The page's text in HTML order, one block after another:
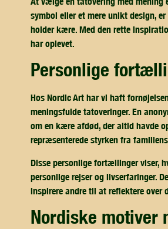
symbol eller et mere unikt design,
holder kære. Med den rette
har oplevet.
personlige
Hos Nordic Art har vi haft
meningsfulde tatoveringer. En
om en kære afdød, der altid havde
repræsenterede styrken fra
Disse personlige fortællinger viser,
personlige rejser og livserfaringer.
inspirere andre til at reflektere over
nordiske